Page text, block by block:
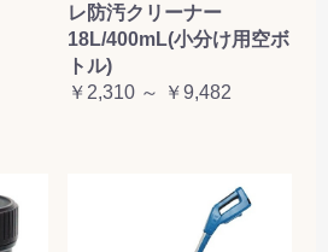
レ防汚クリーナー
18L/400mL(小分け用空ボ
トル)
￥2,310 ～ ￥9,482